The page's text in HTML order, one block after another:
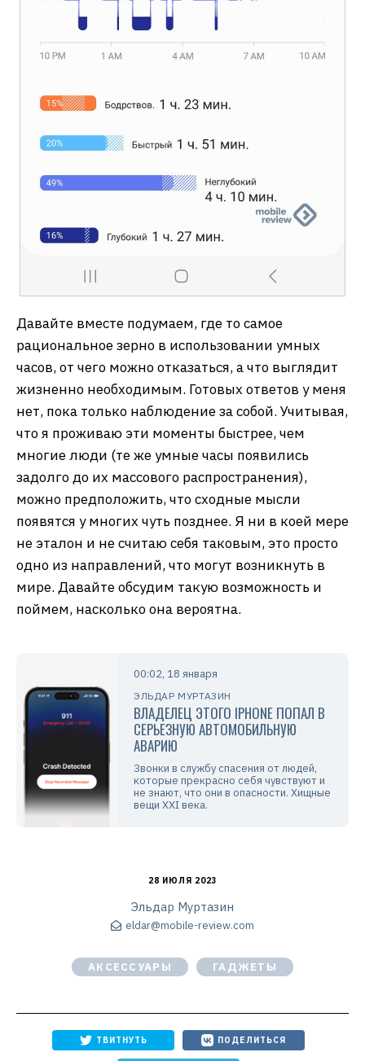
Давайте вместе подумаем, где то самое
рациональное зерно в использовании умных
часов, от чего можно отказаться, а что выглядит
жизненно необходимым. Готовых ответов у меня
нет, пока только наблюдение за собой. Учитывая,
что я проживаю эти моменты быстрее, чем
многие люди (те же умные часы появились
задолго до их массового распространения),
можно предположить, что сходные мысли
появятся у многих чуть позднее. Я ни в коей мере
не эталон и не считаю себя таковым, это просто
одно из направлений, что могут возникнуть в
мире. Давайте обсудим такую возможность и
поймем, насколько она вероятна.
00:02, 18 января
ЭЛЬДАР МУРТАЗИН
ВЛАДЕЛЕЦ ЭТОГО IPHONE ПОПАЛ В
СЕРЬЕЗНУЮ АВТОМОБИЛЬНУЮ
АВАРИЮ
Звонки в службу спасения от людей,
которые прекрасно себя чувствуют и
не знают, что они в опасности. Хищные
вещи XXI века.
28 ИЮЛЯ 2023
Эльдар Муртазин
eldar@mobile-review.com
АКСЕССУАРЫ ГАДЖЕТЫ
ТВИТНУТЬ ПОДЕЛИТЬСЯ